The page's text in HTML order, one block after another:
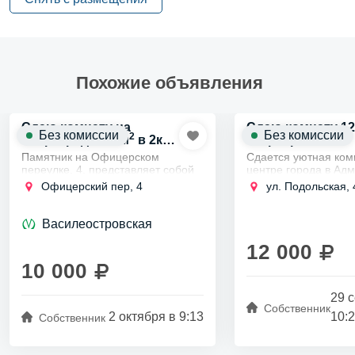
Похожие объявления
Сдаю комнату на
Петроградке 12м2 в 2к
квартире
Памятник на Офицерском
переулке, 4, представляет собой
историческую ценность как
памятник архитектуры,
Санкт-Петербурга XVIII-XIX...
Офицерский пер, 4
Василеостровская
10 000
Собственник 2 октября в 9:13
Без комиссии
Сдаю комнату
квартире
Сдается уютная
центре города в
районе в 7-10
станции метро
ул. Подольская,
12 000
Собственник
29
Без комиссии